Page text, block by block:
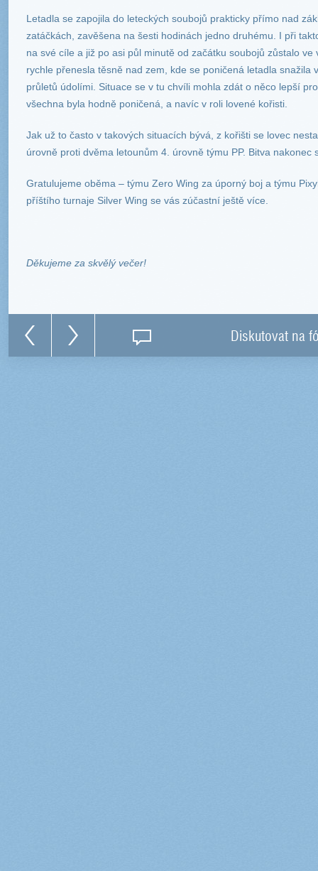
Letadla se zapojila do leteckých soubojů prakticky přímo nad
zatáčkách, zavěšena na šesti hodinách jedno druhému. I při
na své cíle a již po asi půl minutě od začátku soubojů zůstalo
rychle přenesla těsně nad zem, kde se poničená letadla snažila
průletů údolími. Situace se v tu chvíli mohla zdát o něco lepší
všechna byla hodně poničená, a navíc v roli lovené kořisti.
Jak už to často v takových situacích bývá, z kořišti se lovec
úrovně proti dvěma letounům 4. úrovně týmu PP. Bitva nakonec
Gratulujeme oběma – týmu Zero Wing za úporný boj a týmu
příštího turnaje Silver Wing se vás zúčastní ještě více.
Děkujeme za skvělý večer!
Diskutovat na